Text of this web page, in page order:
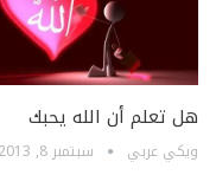
هل تعلم أن الله يحبك
ويكي عربي سبتمبر 8, 2013